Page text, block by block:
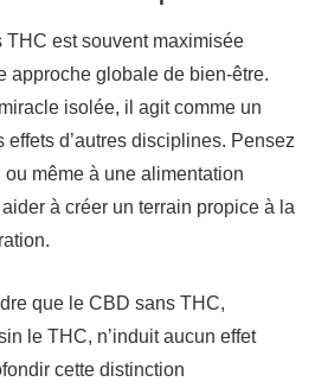
THC est souvent maximisée
approche globale de bien-être.
isolée, il agit comme un
effets d’autres disciplines. Pensez
même à une alimentation
à créer un terrain propice à la
que le CBD sans THC,
le THC, n’induit aucun effet
cette distinction